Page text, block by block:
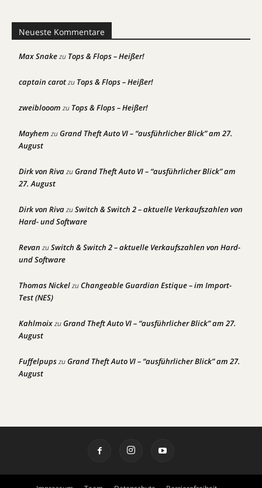
Neueste Kommentare
Max Snakezu Tops & Flops – Heißer!
captain carotzu Tops & Flops – Heißer!
zweiblooom zu Tops & Flops – Heißer!
Mayhem zuGrand Theft Auto VI – “ausführlicher Blick” am 27.
August
Dirk von RivazuGrand Theft Auto VI – “ausführlicher Blick” am
27. August
Dirk von RivazuSwitch & Switch 2 – aktuelle Verkaufszahlen von
Hard- und Software
Revan zuSwitch & Switch 2 – aktuelle Verkaufszahlen von Hard-
und Software
Thomas NickelzuChangeable Guardian Estique – im Import-
Test (NES)
KahlmoixzuGrand Theft Auto VI – “ausführlicher Blick” am 27.
August
FuffelpupszuGrand Theft Auto VI – “ausführlicher Blick” am 27.
August